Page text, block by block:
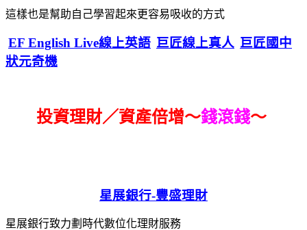
這樣也是幫助自己學習起來更容易吸收的方式
EF English Live線上英語 巨匠線上真人 巨匠國中
狀元奇機
投資理財／資產倍增～錢滾錢～
星展銀行-豐盛理財
星展銀行致力劃時代數位化理財服務